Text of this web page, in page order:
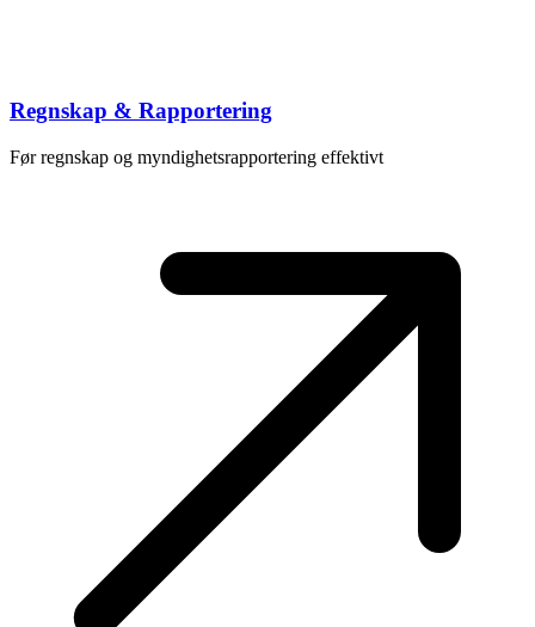
Regnskap & Rapportering
Før regnskap og myndighetsrapportering effektivt